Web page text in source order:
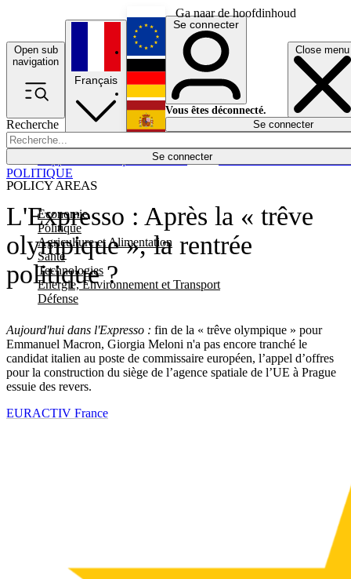
Ga naar de hoofdinhoud
Open sub
navigation
Close menu
Recherche
Se connecter
POLICY AREAS
Economie
Politique
Agriculture et Alimentation
Santé
Technologies
Energie, Environnement et Transport
Défense
Économie
Français
English
Deutsch
Español
Se connecter
Vous êtes déconnecté.
Se connecter
L'Expresso : Après la « trêve
olympique », la rentrée
politique ?
Aujourd'hui dans l'Expresso : fin de la « trêve olympique » pour
Emmanuel Macron, Giorgia Meloni n'a pas encore tranché le
candidat italien au poste de commissaire européen, l’appel d’offres
pour la construction du siège de l’agence spatiale de l’UE à Prague
essuie des revers.
POLITIQUE
EURACTIV France